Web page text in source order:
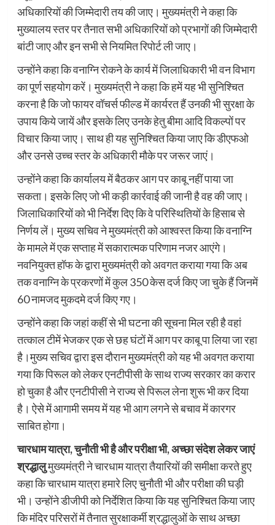
अधिकारियों की जिम्मेदारी तय की जाए। मुख्यमंत्री ने कहा कि
मुख्यालय स्तर पर तैनात सभी अधिकारियों को प्रभागों की जिम्मेदारी
बांटी जाए और इन सभी से नियमित रिपोर्ट ली जाए।
उन्होंने कहा कि वनाग्नि रोकने के कार्य में जिलाधिकारी भी वन विभाग
का पूर्ण सहयोग करें। मुख्यमंत्री ने कहा कि हमें यह भी सुनिश्चित
करना है कि जो फायर वॉचर्स फील्ड में कार्यरत हैं उनकी भी सुरक्षा के
उपाय किये जायें और इसके लिए उनके हेतु बीमा आदि विकल्पों पर
विचार किया जाए। साथ ही यह सुनिश्चित किया जाए कि डीएफओ
और उनसे उच्च स्तर के अधिकारी मौके पर जरूर जाएं।
उन्होंने कहा कि कार्यालय में बैठकर आग पर काबू नहीं पाया जा
सकता। इसके लिए जो भी कड़ी कार्रवाई की जानी है वह की जाए।
जिलाधिकारियों को भी निर्देश दिए कि वे परिस्थितियों के हिसाब से
निर्णय लें। मुख्य सचिव ने मुख्यमंत्री को आश्वस्त किया कि वनाग्नि
के मामले में एक सप्ताह में सकारात्मक परिणाम नजर आएंगे।
नवनियुक्त हॉफ के द्वारा मुख्यमंत्री को अवगत कराया गया कि अब
तक वनाग्नि के प्रकरणों में कुल 350 केस दर्ज किए जा चुके हैं जिनमें
60 नामजद मुकदमे दर्ज किए गए।
उन्होंने कहा कि जहां कहीं से भी घटना की सूचना मिल रही है वहां
तत्काल टीमें भेजकर एक से छह घंटों में आग पर काबू पा लिया जा रहा
है।मुख्य सचिव द्वारा इस दौरान मुख्यमंत्री को यह भी अवगत कराया
गया कि पिरूल को लेकर एनटीपीसी के साथ राज्य सरकार का करार
हो चुका है और एनटीपीसी ने राज्य से पिरूल लेना शुरू भी कर दिया
है। ऐसे में आगामी समय में यह भी आग लगने से बचाव में कारगर
साबित होगा।
चारधाम यात्रा, चुनौती भी है और परीक्षा भी, अच्छा संदेश लेकर जाएं
श्रद्धालुमुख्यमंत्री ने चारधाम यात्रा तैयारियों की समीक्षा करते हुए
कहा कि चारधाम यात्रा हमारे लिए चुनौती भी और परीक्षा की घड़ी
भी। उन्होंने डीजीपी को निर्देशित किया कि यह सुनिश्चित किया जाए
कि मंदिर परिसरों में तैनात सुरक्षाकर्मी श्रद्धालुओं के साथ अच्छा